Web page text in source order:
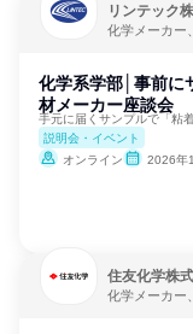
リンテック
化学メーカー
化学系学部│事前に
材メーカー座談会
手元に届くサンプルで「粘
説明会・イベント
オンライン
2026年
住友化学株
化学メーカー